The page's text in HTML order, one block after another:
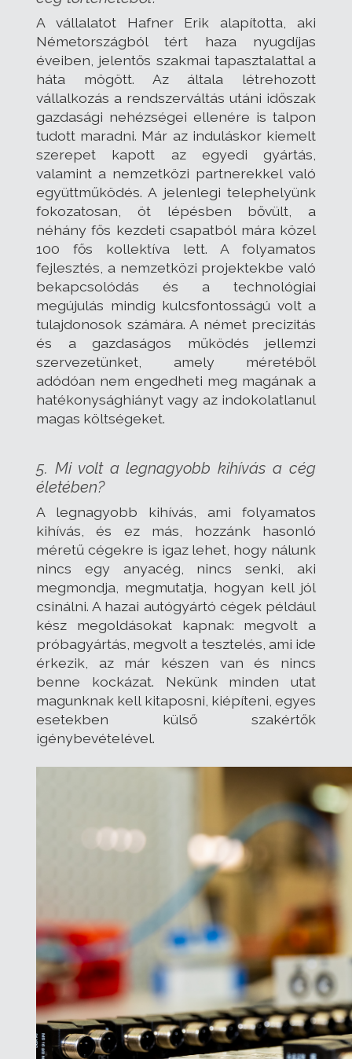
A vállalatot Hafner Erik alapította, aki
Németországból tért haza nyugdíjas
éveiben, jelentős szakmai tapasztalattal a
háta mögött. Az általa létrehozott
vállalkozás a rendszerváltás utáni időszak
gazdasági nehézségei ellenére is talpon
tudott maradni. Már az induláskor kiemelt
szerepet kapott az egyedi gyártás,
valamint a nemzetközi partnerekkel való
együttműködés. A jelenlegi telephelyünk
fokozatosan, öt lépésben bővült, a
néhány fős kezdeti csapatból mára közel
100 fős kollektíva lett. A folyamatos
fejlesztés, a nemzetközi projektekbe való
bekapcsolódás és a technológiai
megújulás mindig kulcsfontosságú volt a
tulajdonosok számára. A német precizitás
és a gazdaságos működés jellemzi
szervezetünket, amely méretéből
adódóan nem engedheti meg magának a
hatékonysághiányt vagy az indokolatlanul
magas költségeket.
5. Mi volt a legnagyobb kihívás a cég
életében?
A legnagyobb kihívás, ami folyamatos
kihívás, és ez más, hozzánk hasonló
méretű cégekre is igaz lehet, hogy nálunk
nincs egy anyacég, nincs senki, aki
megmondja, megmutatja, hogyan kell jól
csinálni. A hazai autógyártó cégek például
kész megoldásokat kapnak: megvolt a
próbagyártás, megvolt a tesztelés, ami ide
érkezik, az már készen van és nincs
benne kockázat. Nekünk minden utat
magunknak kell kitaposni, kiépíteni, egyes
esetekben külső szakértők
igénybevételével.